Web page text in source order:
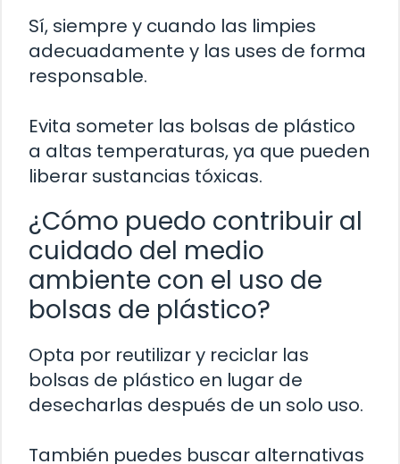
Sí, siempre y cuando las limpies
adecuadamente y las uses de forma
responsable.
Evita someter las bolsas de plástico
a altas temperaturas, ya que pueden
liberar sustancias tóxicas.
¿Cómo puedo contribuir al
cuidado del medio
ambiente con el uso de
bolsas de plástico?
Opta por reutilizar y reciclar las
bolsas de plástico en lugar de
desecharlas después de un solo uso.
También puedes buscar alternativas